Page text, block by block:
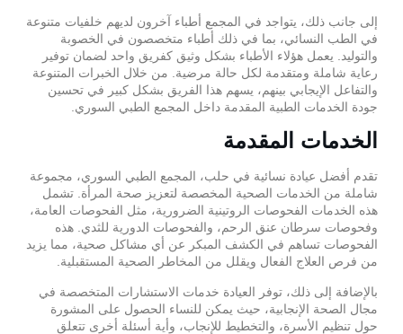
إلى جانب ذلك، يتواجد في المجمع أطباء آخرون لديهم خلفيات متنوعة
في الطب النسائي، بما في ذلك أطباء متخصصون في الخصوبة
والتوليد. يعمل هؤلاء الأطباء بشكل وثيق كفريق واحد لضمان توفير
رعاية شاملة ومتقدمة لكل حالة مرضية. من خلال الخبرات المتنوعة
والتفاعل الإيجابي بينهم، يسهم هذا الفريق بشكل كبير في تحسين
جودة الخدمات الطبية المقدمة داخل المجمع الطبي السوري.
الخدمات المقدمة
تقدم أفضل عيادة نسائية في حلب، المجمع الطبي السوري، مجموعة
شاملة من الخدمات الصحية المخصصة لتعزيز صحة المرأة. تشمل
هذه الخدمات الفحوصات الروتينية الضرورية، مثل الفحوصات العامة،
وفحوصات سرطان عنق الرحم، والفحوصات الدورية للثدي. هذه
الفحوصات تساهم في الكشف المبكر عن أي مشاكل صحية، مما يزيد
من فرص العلاج الفعال ويقلل من المخاطر الصحية المستقبلية.
بالإضافة إلى ذلك، توفر العيادة خدمات الاستشارات المتخصصة في
مجال الصحة الإنجابية، حيث يمكن للنساء الحصول على المشورة
حول تنظيم الأسرة، والتخطيط للإنجاب، وأية أسئلة أخرى تتعلق